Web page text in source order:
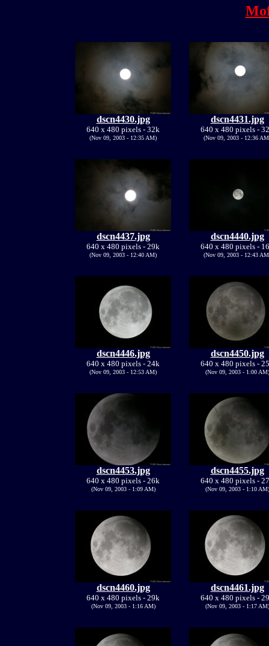
dscn4430.jpg
640 x 480 pixels - 32k
(Nov 09, 2003 - 12:35 AM)
dscn4431.jpg
640 x 480 pixels -
(Nov 09, 2003 - 12:36
dscn4437.jpg
640 x 480 pixels - 29k
(Nov 09, 2003 - 12:40 AM)
dscn4440.jpg
640 x 480 pixels -
(Nov 09, 2003 - 12:43
dscn4446.jpg
640 x 480 pixels - 24k
(Nov 09, 2003 - 12:53 AM)
dscn4450.jpg
640 x 480 pixels -
(Nov 09, 2003 - 1:00 AM)
dscn4453.jpg
640 x 480 pixels - 26k
(Nov 09, 2003 - 1:09 AM)
dscn4455.jpg
640 x 480 pixels -
(Nov 09, 2003 - 1:10 AM)
dscn4460.jpg
640 x 480 pixels - 29k
(Nov 09, 2003 - 1:16 AM)
dscn4461.jpg
640 x 480 pixels -
(Nov 09, 2003 - 1:17 AM)